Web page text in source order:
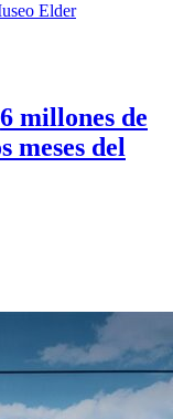
Elder
millones de
meses del